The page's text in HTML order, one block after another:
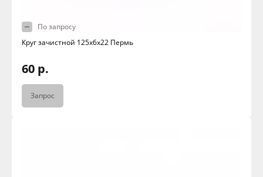
По запросу
Круг зачистной 125х6х22 Пермь
60 р.
Запрос